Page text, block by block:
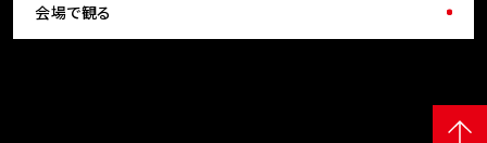
会場で観る